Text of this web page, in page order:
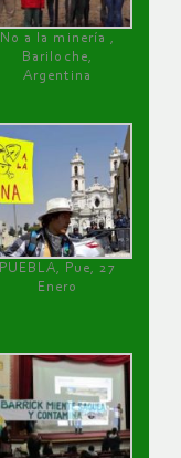
No a la minería ,
Bariloche,
Argentina
PUEBLA, Pue, 27
Enero